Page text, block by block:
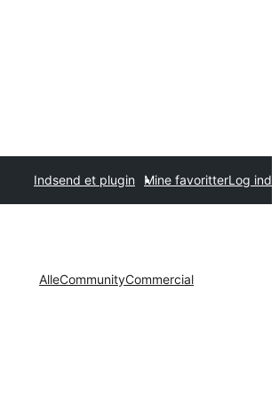
Indsend et plugin Mine favoritterLog ind
AlleCommunityCommercial